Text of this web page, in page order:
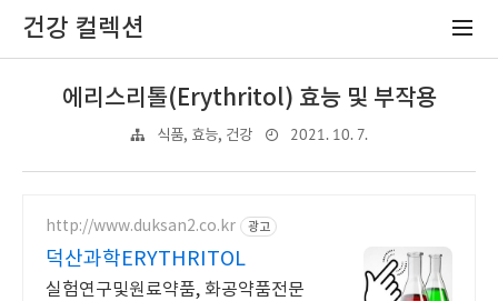
건강 컬렉션
에리스리톨(Erythritol) 효능 및 부작용
식품, 효능, 건강 2021. 10. 7.
http://www.duksan2.co.kr 광고
덕산과학ERYTHRITOL
실험연구및원료약품, 화공약품전문